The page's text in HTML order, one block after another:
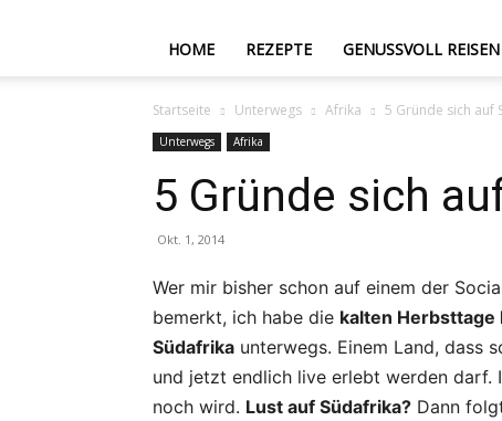
HOME REZEPTE GENUSSVOLL REISEN
Startseite Unterwegs Afrika 5 Gründe sich auf
Unterwegs Afrika
5 Gründe sich
Okt. 1, 2014
Wer mir bisher schon auf einem der
bemerkt, ich habe die kalten
Südafrika unterwegs. Einem Land, dass
und jetzt endlich live erlebt werden darf.
noch wird. Lust auf Südafrika? Dann